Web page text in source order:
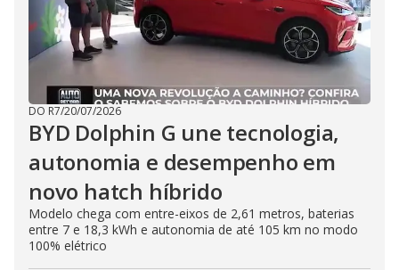
DO R7/20/07/2026
BYD Dolphin G une tecnologia,
autonomia e desempenho em
novo hatch híbrido
Modelo chega com entre-eixos de 2,61 metros, baterias
entre 7 e 18,3 kWh e autonomia de até 105 km no modo
100% elétrico